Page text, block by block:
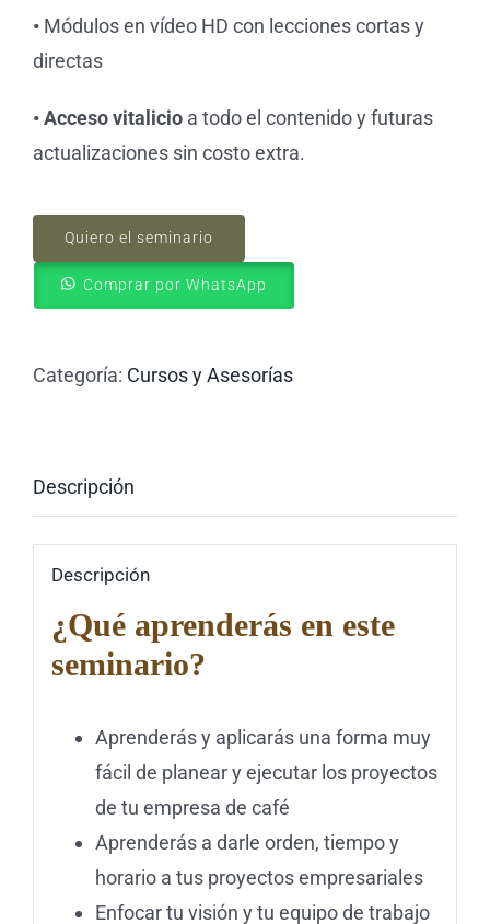
• Módulos en vídeo HD con lecciones cortas y
directas
• Acceso vitalicio a todo el contenido y futuras
actualizaciones sin costo extra.
Quiero el seminario
Comprar por WhatsApp
Categoría: Cursos y Asesorías
Descripción
Descripción
¿Qué aprenderás en este
seminario?
Aprenderás y aplicarás una forma muy
fácil de planear y ejecutar los proyectos
de tu empresa de café
Aprenderás a darle orden, tiempo y
horario a tus proyectos empresariales
Enfocar tu visión y tu equipo de trabajo